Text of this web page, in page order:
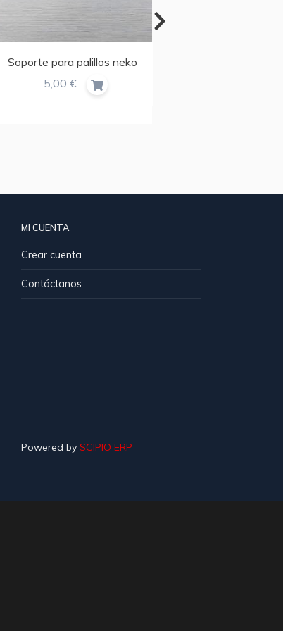
Soporte para palillos neko
5,00 €
MI CUENTA
Crear cuenta
Contáctanos
Powered by SCIPIO ERP